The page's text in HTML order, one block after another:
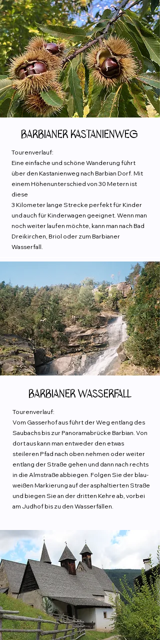
Barbianer Kastanienweg
Tourenverlauf:
Eine einfache und schöne Wanderung führt
über den Kastanienweg nach Barbian Dorf. Mit
einem Höhenunterschied von 30 Metern ist
diese
3 Kilometer lange Strecke perfekt für Kinder
und auch für Kinderwagen geeignet. Wenn man
noch weiter laufen möchte, kann man nach Bad
Dreikirchen, Briol oder zum Barbianer
Wasserfall.
Barbianer Wasserfall
Tourenverlauf:
Vom Gasserhof aus führt der Weg entlang des
Saubachs bis zur Panoramabrücke Barbian. Von
dort aus kann man entweder den etwas
steileren Pfad nach oben nehmen oder weiter
entlang der Straße gehen und dann nach rechts
in die Almstraße abbiegen. Folgen Sie der blau-
weißen Markierung auf der asphaltierten Straße
und biegen Sie an der dritten Kehre ab, vorbei
am Judhof bis zu den Wasserfällen.